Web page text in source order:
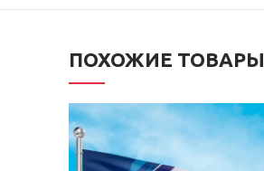
ПОХОЖИЕ ТОВАРЫ